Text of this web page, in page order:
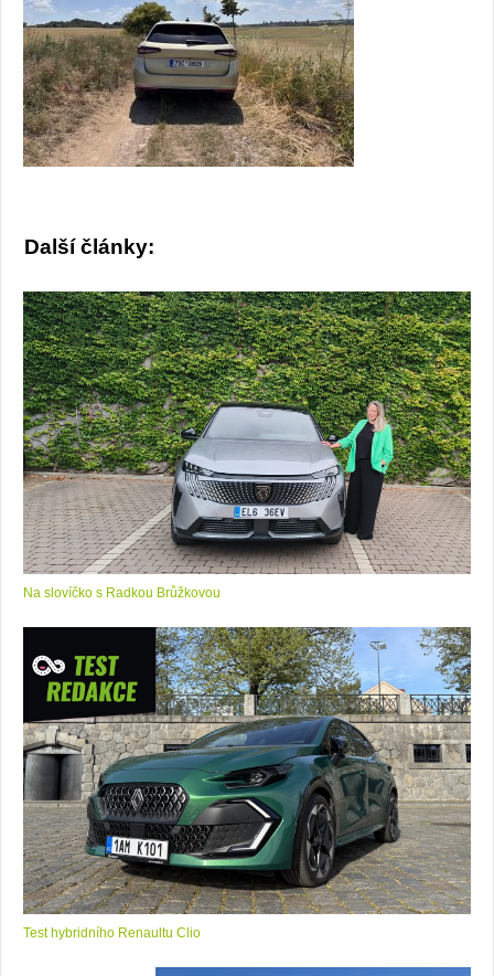
Další články:
Na slovíčko s Radkou Brůžkovou
Test hybridního Renaultu Clio